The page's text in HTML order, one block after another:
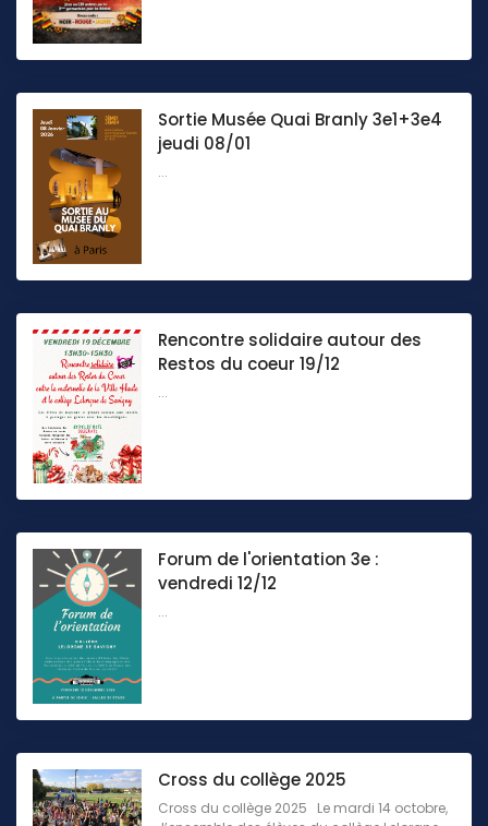
Sortie Musée Quai Branly 3e1+3e4
jeudi 08/01
...
Rencontre solidaire autour des
Restos du coeur 19/12
...
Forum de l'orientation 3e :
vendredi 12/12
...
Cross du collège 2025
Cross du collège 2025 Le mardi 14 octobre,